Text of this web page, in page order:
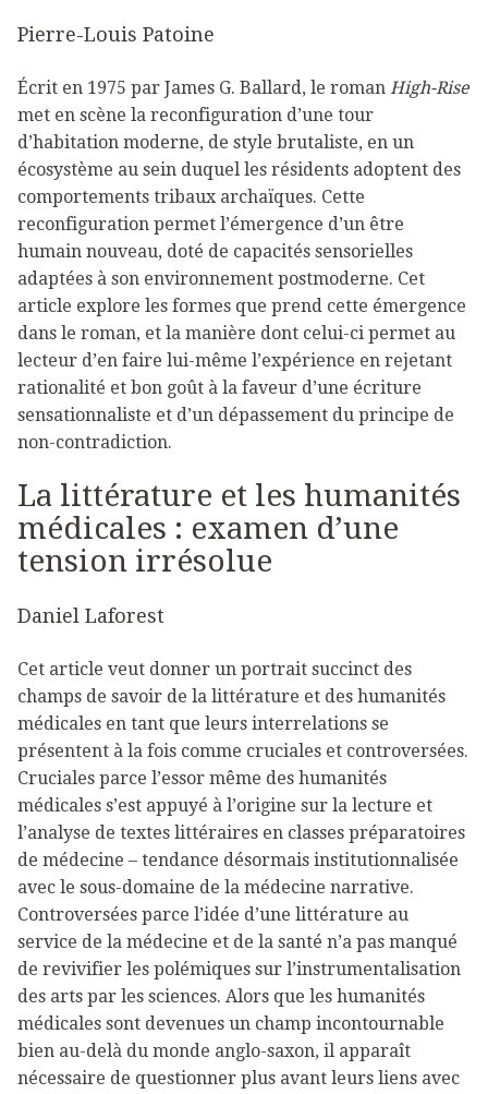
Pierre-Louis Patoine
Écrit en 1975 par James G. Ballard, le roman High-Rise
met en scène la reconfiguration d’une tour
d’habitation moderne, de style brutaliste, en un
écosystème au sein duquel les résidents adoptent des
comportements tribaux archaïques. Cette
reconfiguration permet l’émergence d’un être
humain nouveau, doté de capacités sensorielles
adaptées à son environnement postmoderne. Cet
article explore les formes que prend cette émergence
dans le roman, et la manière dont celui-ci permet au
lecteur d’en faire lui-même l’expérience en rejetant
rationalité et bon goût à la faveur d’une écriture
sensationnaliste et d’un dépassement du principe de
non-contradiction.
La littérature et les humanités
médicales : examen d’une
tension irrésolue
Daniel Laforest
Cet article veut donner un portrait succinct des
champs de savoir de la littérature et des humanités
médicales en tant que leurs interrelations se
présentent à la fois comme cruciales et controversées.
Cruciales parce l’essor même des humanités
médicales s’est appuyé à l’origine sur la lecture et
l’analyse de textes littéraires en classes préparatoires
de médecine – tendance désormais institutionnalisée
avec le sous-domaine de la médecine narrative.
Controversées parce l’idée d’une littérature au
service de la médecine et de la santé n’a pas manqué
de revivifier les polémiques sur l’instrumentalisation
des arts par les sciences. Alors que les humanités
médicales sont devenues un champ incontournable
bien au-delà du monde anglo-saxon, il apparaît
nécessaire de questionner plus avant leurs liens avec